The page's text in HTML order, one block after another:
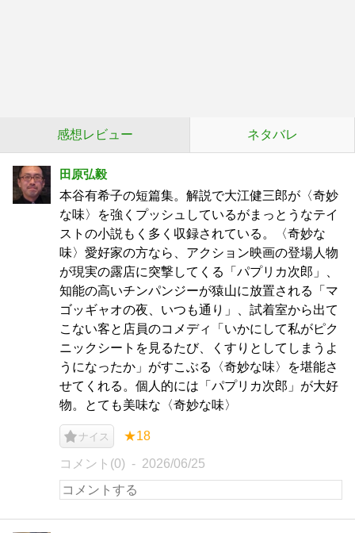
感想レビュー ネタバレ
田原弘毅
本谷有希子の短篇集。解説で大江健三郎が〈奇妙
な味〉を強くプッシュしているがまっとうなテイ
ストの小説もく多く収録されている。〈奇妙な
味〉愛好家の方なら、アクション映画の登場人物
が現実の露店に突撃してくる「パプリカ次郎」、
知能の高いチンパンジーが猿山に放置される「マ
ゴッギャオの夜、いつも通り」、試着室から出て
こない客と店員のコメディ「いかにして私がピク
ニックシートを見るたび、くすりとしてしまうよ
うになったか」がすこぶる〈奇妙な味〉を堪能さ
せてくれる。個人的には「パプリカ次郎」が大好
物。とても美味な〈奇妙な味〉
ナイス ★18
コメント(0) 2026/06/25